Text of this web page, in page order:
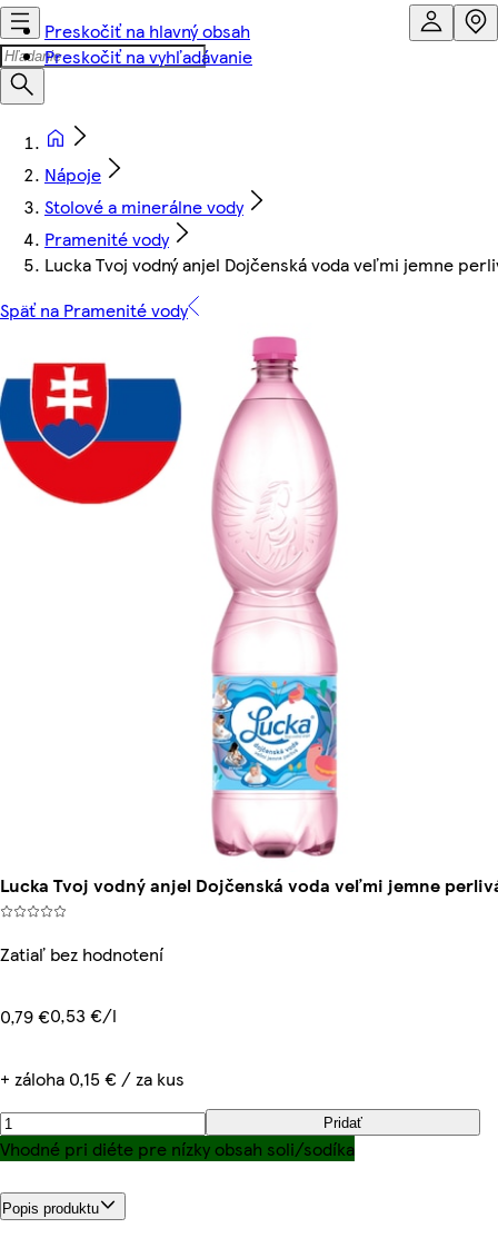
Preskočiť na hlavný obsah
Preskočiť na vyhľadávanie
Nápoje
Stolové a minerálne vody
Pramenité vody
Lucka Tvoj vodný anjel Dojčenská voda veľmi jemne
Späť na Pramenité vody
Lucka Tvoj vodný anjel Dojčenská voda veľmi jemne
Zatiaľ bez hodnotení
0,79 €0,53 €/l
+ záloha 0,15 € / za kus
Pridať
Vhodné pri diéte pre nízky obsah soli/sodíka
Popis produktu